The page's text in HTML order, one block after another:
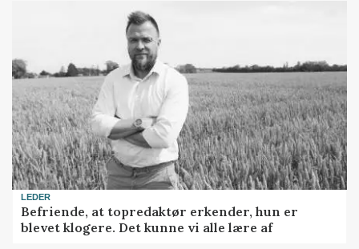
LEDER
Befriende, at topredaktør erkender, hun er
blevet klogere. Det kunne vi alle lære af